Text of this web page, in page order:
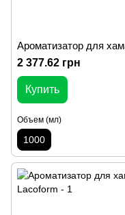
Ароматизатор для
2 377.62 грн
Купить
Объем (мл)
1000